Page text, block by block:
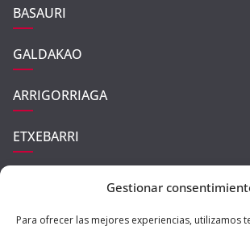
Gestionar
Para ofrecer las mejores experiencias, utilizamos
BASAURI
GALDAKAO
ARRIGORRIAGA
ETXEBARRI
ZARATAMO